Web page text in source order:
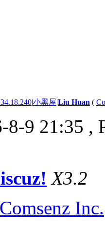
|小黑屋|Liu Huan (
8-9 21:35 ,
X3.2
Comsenz Inc.